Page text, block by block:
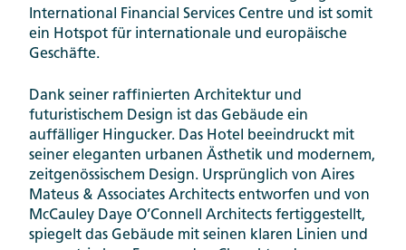
International Financial Services Centre und ist somit
ein Hotspot für internationale und europäische
Geschäfte.
Dank seiner raffinierten Architektur und
futuristischem Design ist das Gebäude ein
auffälliger Hingucker. Das Hotel beeindruckt mit
seiner eleganten urbanen Ästhetik und modernem,
zeitgenössischem Design. Ursprünglich von Aires
Mateus & Associates Architects entworfen und von
McCauley Daye O’Connell Architects fertiggestellt,
spiegelt das Gebäude mit seinen klaren Linien und